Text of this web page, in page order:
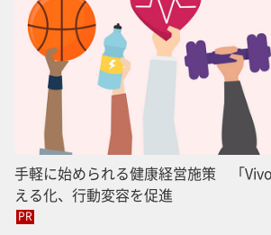
手軽に始められる健康経営施策 「
える化、行動変容を促進
PR